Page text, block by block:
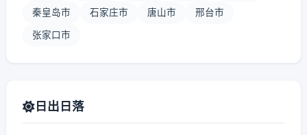
秦皇岛市 石家庄市 唐山市 邢台市
张家口市
日出日落